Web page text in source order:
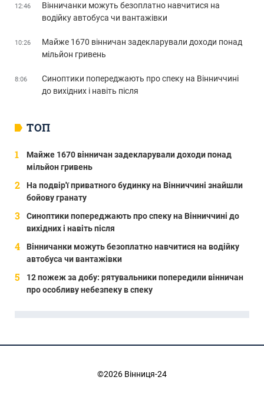
ТОП
Майже 1670 вінничан задекларували доходи понад
мільйон гривень
На подвір'ї приватного будинку на Вінниччині знайшли
бойову гранату
Синоптики попереджають про спеку на Вінниччині до
вихідних і навіть після
Вінничанки можуть безоплатно навчитися на водійку
автобуса чи вантажівки
12 пожеж за добу: рятувальники попередили вінничан
про особливу небезпеку в спеку
12:46
Вінничанки можуть безоплатно навчитися на
водійку автобуса чи вантажівки
10:26
Майже 1670 вінничан задекларували доходи понад
мільйон гривень
8:06
Синоптики попереджають про спеку на Вінниччині
до вихідних і навіть після
©2026 Вінниця-24